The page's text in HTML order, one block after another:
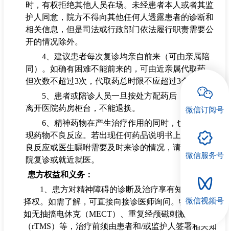
时，有权拒绝其他人员在场。未经患者本人或者其监
护人同意，院方不得向其他任何人透露患者的诊断和
相关信息，但是司法或行政部门依法履行职责需要公
开的情况除外。
4、建议患者每次复诊均亲自前来（可由亲属陪
同）。如确有困难不能前来的，可由近亲属代取药，
但次数不超过3次，代取药总时限不应超过3个月。
5、患者或陪诊人员一旦按处方配药后，所配药品
离开医院药房柜台，不能退换。
6、精神药物在产生治疗作用的同时，也可能会出
现药物不良反应。若出现任何药品说明书上注明的不
良反应或医生嘱咐需要及时来诊的情况，请及时来本
院复诊或就近就医。
患方权益和义务：
1、 患方对精神障碍的诊断及治疗享有知情权和选
择权。如需了解，可直接向接诊医师询问。特殊治疗
如无抽搐电休克（MECT）、重复经颅磁刺激
（rTMS）等，治疗前须由患者和/或监护人签署相关知
微信订阅号
微信服务号
微信视频号